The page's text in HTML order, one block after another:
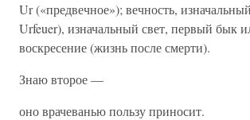
Ur («предвечное»); вечность,
Urfeuer), изначальный свет, первый бык
воскресение (жизнь после смерти).
Знаю второе —
оно врачеванью пользу приносит.